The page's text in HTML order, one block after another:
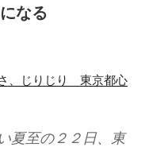
なる
、じりじり 東京都心
夏至の２２日、東